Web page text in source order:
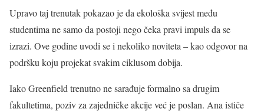
Upravo taj trenutak pokazao je da ekološka svijest među
studentima ne samo da postoji nego čeka pravi impuls da se
izrazi. Ove godine uvodi se i nekoliko noviteta – kao odgovor na
podršku koju projekat svakim ciklusom dobija.
Iako Greenfield trenutno ne sarađuje formalno sa drugim
fakultetima, poziv za zajedničke akcije već je poslan. Ana ističe